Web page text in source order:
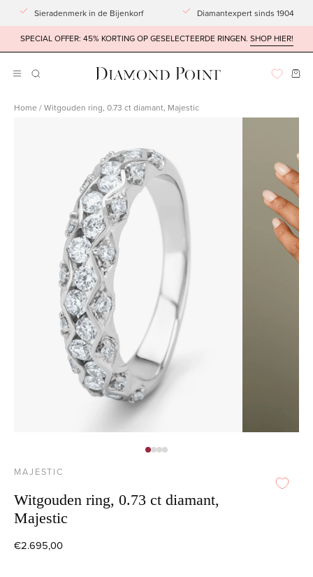
Doorgaan
naar
artikel
Sieradenmerk in de Bijenkorf Diamantexpert sinds 1904
SPECIAL OFFER: 45% KORTING OP GESELECTEERDE RINGEN. SHOP HIER!
Navigatiemenu
ZOEKBALK
Home /Witgouden ring, 0.73 ct diamant, Majestic
MAJESTIC
Witgouden ring, 0.73 ct diamant,
Majestic
€2.695,00